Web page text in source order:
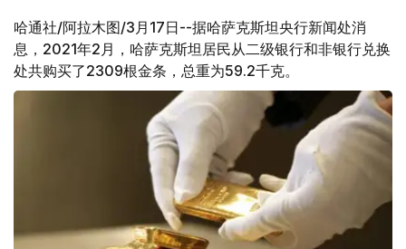
哈通社/阿拉木图/3月17日--据哈萨克斯坦央行新闻处消
息，2021年2月，哈萨克斯坦居民从二级银行和非银行兑换
处共购买了2309根金条，总重为59.2千克。